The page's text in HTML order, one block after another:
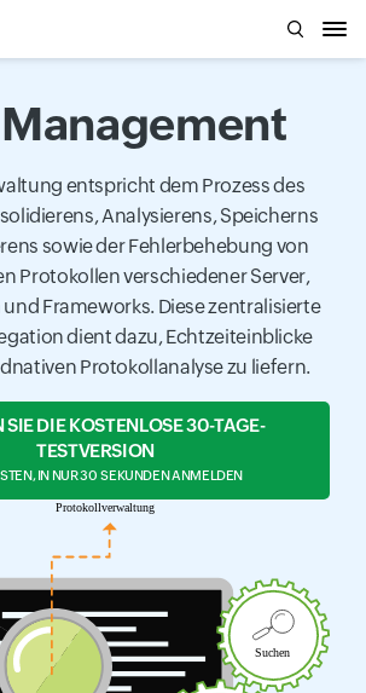
entspricht dem Prozess des
Analysierens, Speicherns
sowie der Fehlerbehebung von
Protokollen verschiedener Server,
Frameworks. Diese zentralisierte
dient dazu, Echtzeiteinblicke
Protokollanalyse zu liefern.
SIE DIE KOSTENLOSE 30-TAGE-
TESTVERSION
IN NUR 30 SEKUNDEN ANMELDEN